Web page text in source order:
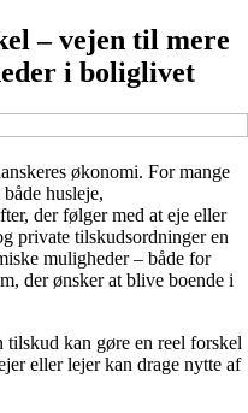
– vejen til mere
i boliglivet
økonomi. For mange
husleje,
der følger med at eje eller
private tilskudsordninger en
muligheder – både for
der ønsker at blive boende i
kan gøre en reel forskel
eller lejer kan drage nytte af